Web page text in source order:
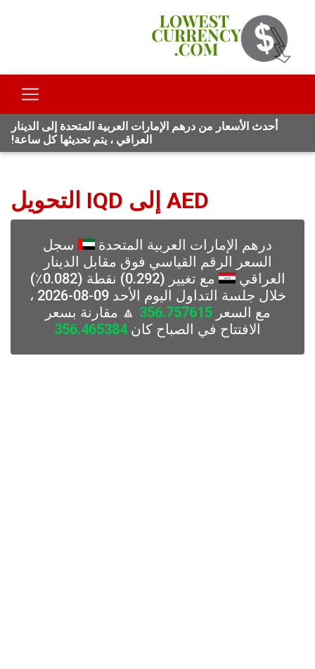
أحدث الأسعار من درهم الإمارات العربية المتحدة إلى الدينار
العراقي ، يتم تحديثها كل ساعة!
AED إلى IQD التحويل
درهم الإمارات العربية المتحدة
سجل
السعر الرقم القياسي فوق مقابل الدينار
العراقي
مع تغيير (0.292) نقطة (0.082٪)
خلال جلسة التداول اليوم الأحد 09-08-2026 ،
مع السعر356.757615 🔼 مقارنة بسعر
الافتتاح في الصباح كان356.465384